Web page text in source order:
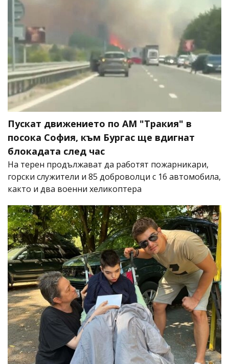
Пускат движението по АМ "Тракия" в
посока София, към Бургас ще вдигнат
блокадата след час
На терен продължават да работят пожарникари,
горски служители и 85 доброволци с 16 автомобила,
както и два военни хеликоптера